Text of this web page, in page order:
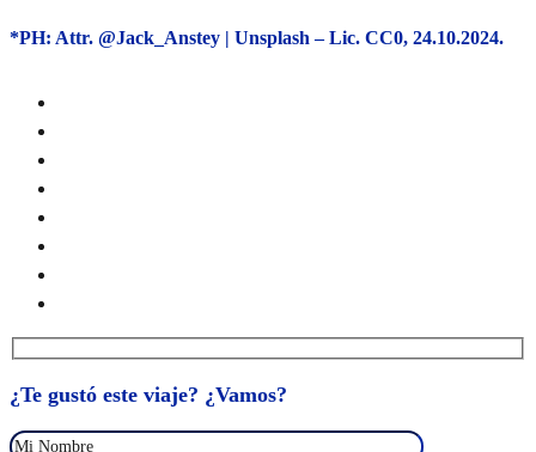
*PH: Attr. @Jack_Anstey | Unsplash – Lic. CC0, 24.10.2024.
¿Te gustó este viaje? ¿Vamos?